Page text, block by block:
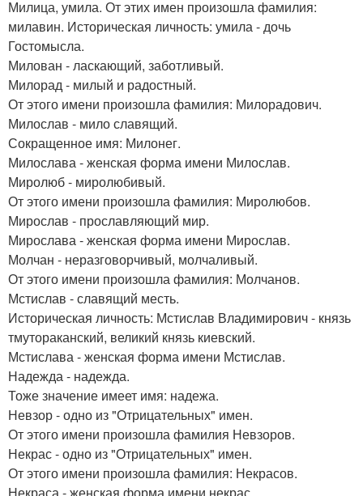
Милица, умила. От этих имен произошла фамилия:
милавин. Историческая личность: умила - дочь
Гостомысла.
Милован - ласкающий, заботливый.
Милорад - милый и радостный.
От этого имени произошла фамилия: Милорадович.
Милослав - мило славящий.
Сокращенное имя: Милонег.
Милослава - женская форма имени Милослав.
Миролюб - миролюбивый.
От этого имени произошла фамилия: Миролюбов.
Мирослав - прославляющий мир.
Мирослава - женская форма имени Мирослав.
Молчан - неразговорчивый, молчаливый.
От этого имени произошла фамилия: Молчанов.
Мстислав - славящий месть.
Историческая личность: Мстислав Владимирович - князь
тмутораканский, великий князь киевский.
Мстислава - женская форма имени Мстислав.
Надежда - надежда.
Тоже значение имеет имя: надежа.
Невзор - одно из "Отрицательных" имен.
От этого имени произошла фамилия Невзоров.
Некрас - одно из "Отрицательных" имен.
От этого имени произошла фамилия: Некрасов.